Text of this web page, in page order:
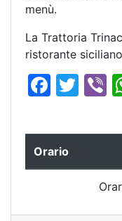
menù.
La Trattoria
ristorante
F
c
e
b
T
itt
Orario